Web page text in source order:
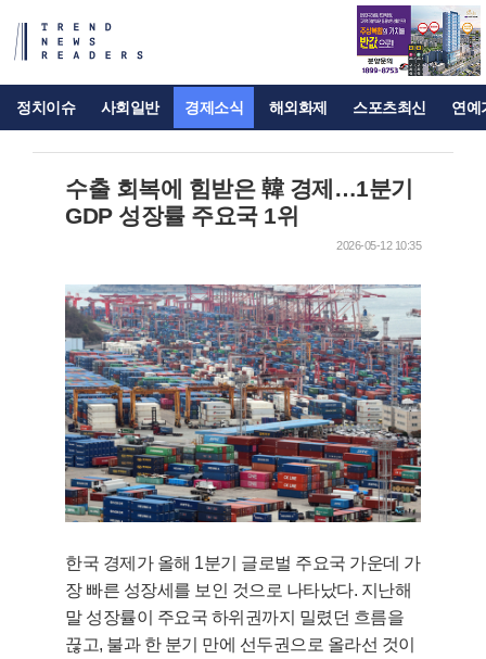
정치이슈 사회일반 경제소식 해외화제 스포츠최신 연예
수출 회복에 힘받은 韓 경제…1분기
GDP 성장률 주요국 1위
2026-05-12 10:35
한국 경제가 올해 1분기 글로벌 주요국 가운데 가
장 빠른 성장세를 보인 것으로 나타났다. 지난해
말 성장률이 주요국 하위권까지 밀렸던 흐름을
끊고, 불과 한 분기 만에 선두권으로 올라선 것이